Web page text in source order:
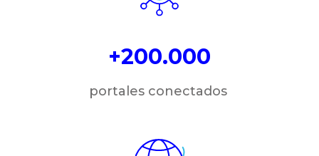
+200.000
portales conectados